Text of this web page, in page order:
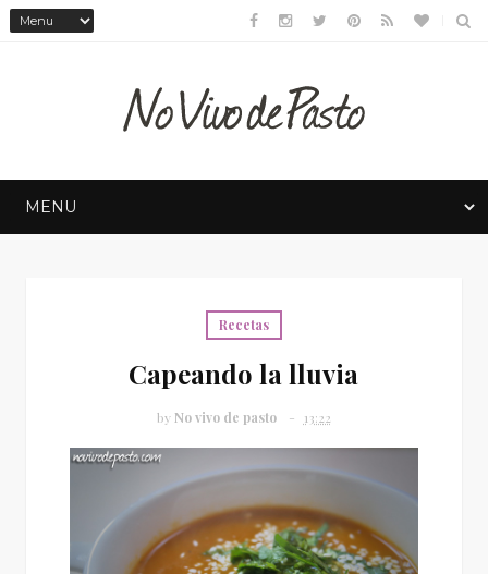
Recetas
Capeando la lluvia
by No vivo de pasto 13:22